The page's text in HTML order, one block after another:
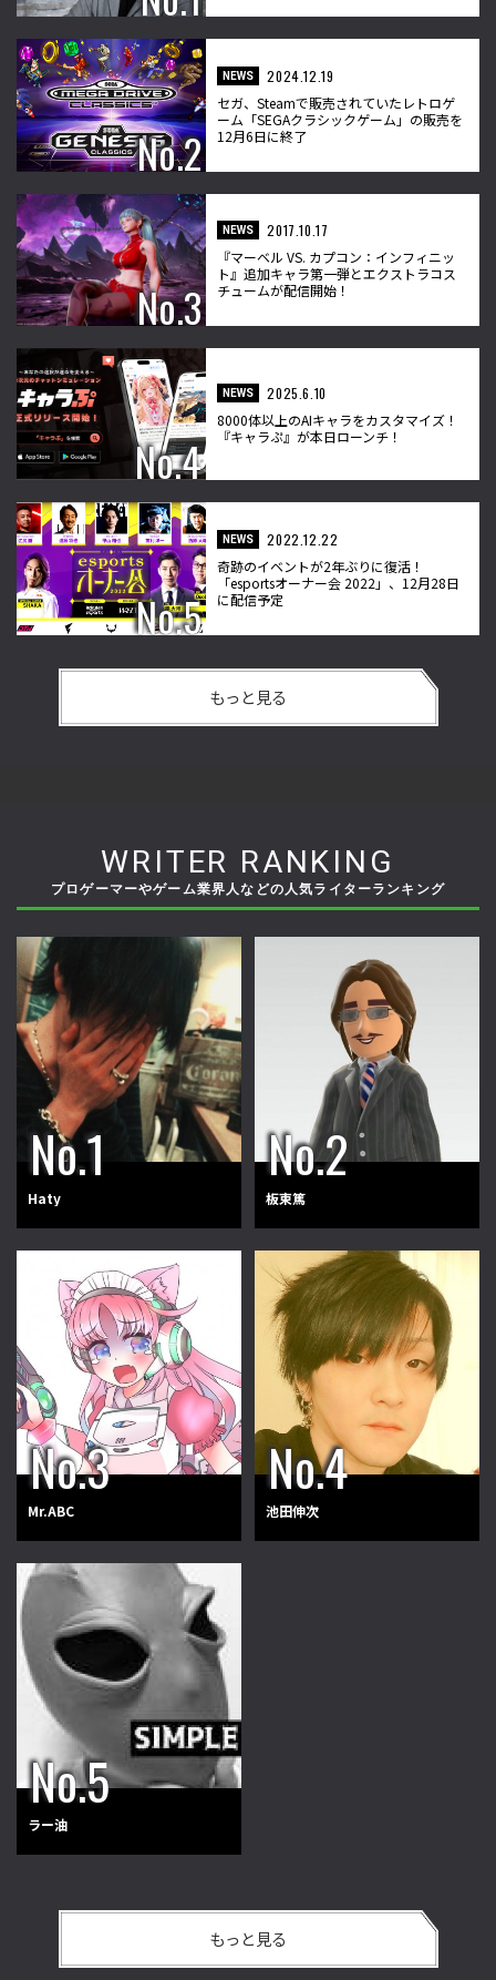
NEWS
2024.12.19
セガ、Steamで販売されていたレトロゲ
ーム「SEGAクラシックゲーム」の販売を
12月6日に終了
NEWS
2017.10.17
『マーベル VS. カプコン：インフィニッ
ト』追加キャラ第一弾とエクストラコス
チュームが配信開始！
NEWS
2025.6.10
8000体以上のAIキャラをカスタマイズ！
『キャラぷ』が本日ローンチ！
NEWS
2022.12.22
奇跡のイベントが2年ぶりに復活！
「esportsオーナー会 2022」、12月28日
に配信予定
もっと見る
WRITER RANKING
プロゲーマーやゲーム業界人などの人気ライターランキング
Haty 板東篤
Mr.ABC 池田伸次
ラー油
もっと見る